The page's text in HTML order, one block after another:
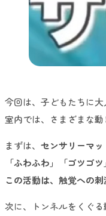
今回は、子どもたちに
室内では、さまざまな
まずは、 センサリーマッ
「ふわふわ」「ゴツゴ
この活動は、触覚への
次に、トンネルをくぐる